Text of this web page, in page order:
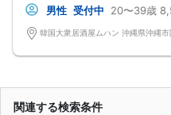
男性 受付中 20〜39歳
韓国大衆居酒屋ムハン 沖縄県沖縄
関連する検索条件